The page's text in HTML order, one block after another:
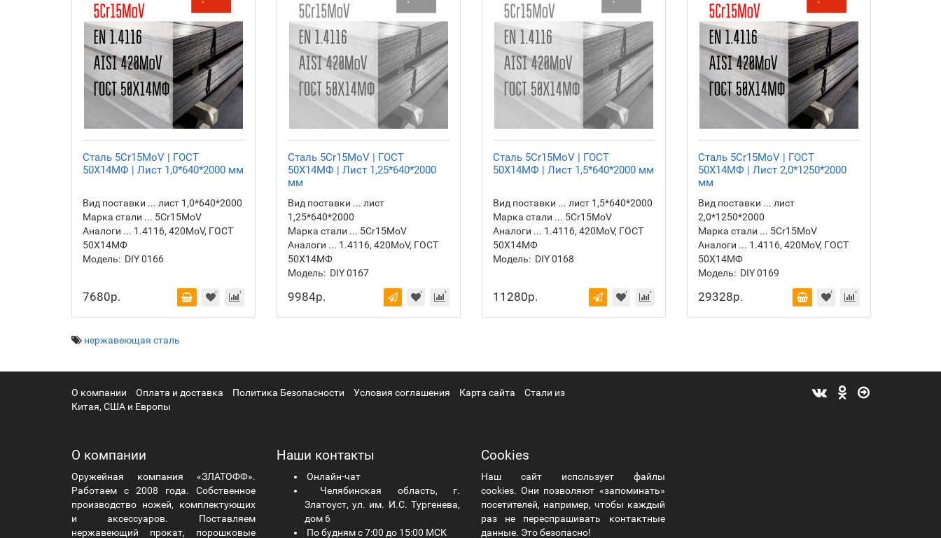
Сталь 5Cr15MoV | ГОСТ
50Х14МФ | Лист 1,0*640*2000 мм
Вид поставки ... лист 1,0*640*2000
Марка стали ... 5Cr15MoV
Аналоги ... 1.4116, 420MoV, ГОСТ
50Х14МФ
Модель: DIY 0166
7680р.
Сталь 5Cr15MoV | ГОСТ
50Х14МФ | Лист 1,25*640*2000
мм
Вид поставки ... лист
1,25*640*2000
Марка стали ... 5Cr15MoV
Аналоги ... 1.4116, 420MoV, ГОСТ
50Х14МФ
Модель: DIY 0167
9984р.
Сталь 5Cr15MoV | ГОСТ
50Х14МФ | Лист 1,5*640*2000 мм
Вид поставки ... лист 1,5*640*2000
Марка стали ... 5Cr15MoV
Аналоги ... 1.4116, 420MoV, ГОСТ
50Х14МФ
Модель: DIY 0168
11280р.
Сталь 5Cr15MoV | ГОСТ
50Х14МФ | Лист 2,0*1250*2000
мм
Вид поставки ... лист
2,0*1250*2000
Марка стали ... 5Cr15MoV
Аналоги ... 1.4116, 420MoV, ГОСТ
50Х14МФ
Модель: DIY 0169
29328р.
нержавеющая сталь
О компании Оплата и доставка Политика Безопасности Условия соглашения Карта сайта
Стали из
Китая, США и Европы
О компании
Оружейная компания «ЗЛАТОФФ».
Работаем с 2008 года. Собственное
производство ножей, комплектующих
и аксессуаров. Поставляем
нержавеющий прокат, порошковые
Наши контакты
Онлайн-чат
Челябинская область, г.
Златоуст, ул. им. И.С. Тургенева,
дом 6
По будням с 7:00 до 15:00 МСК
Cookies
Наш сайт использует файлы
cookies. Они позволяют «запоминать»
посетителей, например, чтобы каждый
раз не переспрашивать контактные
данные. Это безопасно!